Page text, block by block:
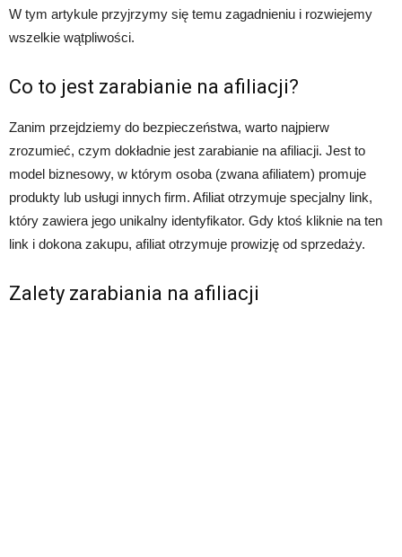
W tym artykule przyjrzymy się temu zagadnieniu i rozwiejemy
wszelkie wątpliwości.
Co to jest zarabianie na afiliacji?
Zanim przejdziemy do bezpieczeństwa, warto najpierw
zrozumieć, czym dokładnie jest zarabianie na afiliacji. Jest to
model biznesowy, w którym osoba (zwana afiliatem) promuje
produkty lub usługi innych firm. Afiliat otrzymuje specjalny link,
który zawiera jego unikalny identyfikator. Gdy ktoś kliknie na ten
link i dokona zakupu, afiliat otrzymuje prowizję od sprzedaży.
Zalety zarabiania na afiliacji